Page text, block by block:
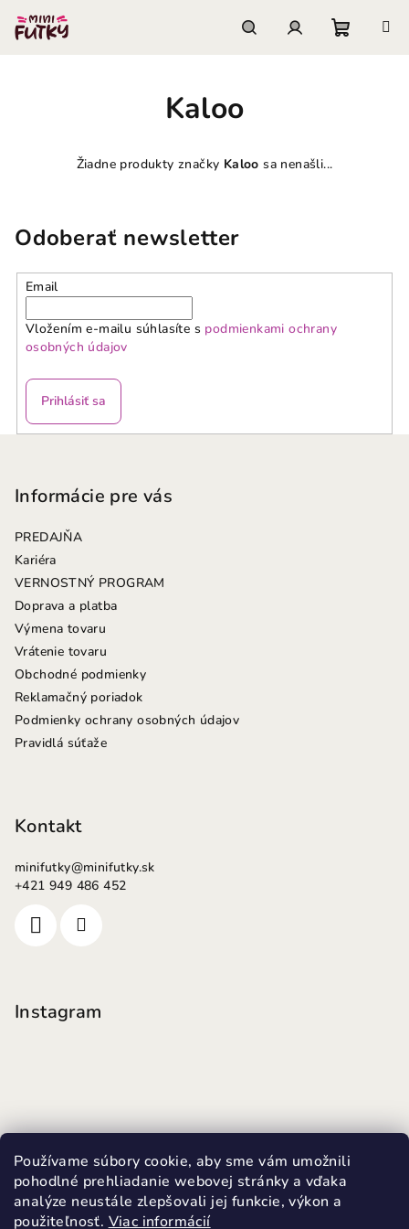
Používame súbory cookie, aby sme vám umožnili
pohodlné prehliadanie webovej stránky a vďaka
analýze neustále zlepšovali jej funkcie, výkon a
použiteľnosť. Viac informácií
obsah
Kaloo
Žiadne produkty značky Kaloo sa nenašli...
Odoberať newsletter
Email
Vložením e-mailu súhlasíte s podmienkami ochrany
osobných údajov
Prihlásiť sa
Informácie pre vás
PREDAJŇA
Kariéra
VERNOSTNÝ PROGRAM
Doprava a platba
Výmena tovaru
Vrátenie tovaru
Obchodné podmienky
Reklamačný poriadok
Podmienky ochrany osobných údajov
Pravidlá súťaže
Kontakt
minifutky@minifutky.sk
+421 949 486 452
Instagram